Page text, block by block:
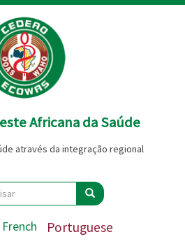
Africana da Saúde
através da integração regional
Pesquisar
French Portuguese